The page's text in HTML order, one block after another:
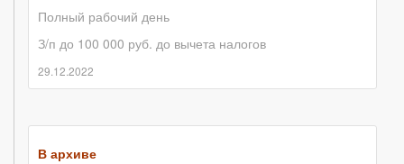
Полный рабочий день
З/п до 100 000 руб. до вычета налогов
29.12.2022
В архиве